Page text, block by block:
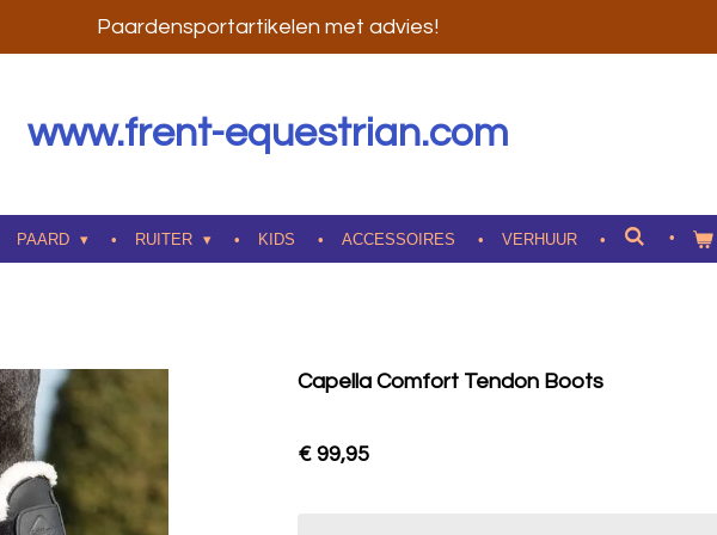
Paardensportartikelen met advies!
www.frent-equestrian.com
PAARD RUITER KIDS ACCESSOIRES VERHUUR
Capella Comfort Tendon Boots
€ 99,95